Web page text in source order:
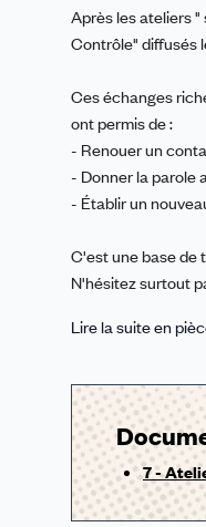
Après les ateliers
Contrôle" diffusés
Ces échanges
ont permis de :
- Renouer un
- Donner la parole
- Établir un
C'est une base de
N'hésitez surtout
Lire la suite en
7 -